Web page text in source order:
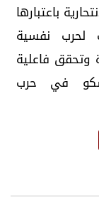
باعتبارها
لحرب نفسية
وتحقق فاعلية
في حرب